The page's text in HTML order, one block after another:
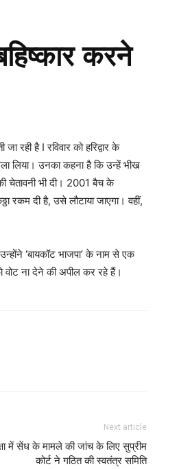
करने
रही है I रविवार को हरिद्वार के
लिया। उनका कहना है कि उन्हें भीख
चेतावनी भी दी। 2001 बैच के
रकम दी है, उसे लौटाया जाएगा। वहीं,
‘बायकॉट भाजपा’ के नाम से एक
वोट ना देने की अपील कर रहे हैं।
Next article
में सेंध के मामले की जांच के लिए सुप्रीम
कोर्ट ने गठित की स्वतंत्र समिति